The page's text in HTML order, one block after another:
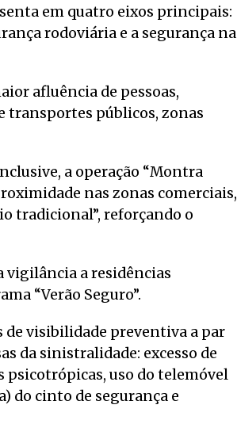
em quatro eixos principais:
rodoviária e a segurança na
afluência de pessoas,
transportes públicos, zonas
a operação “Montra
nas zonas comerciais,
tradicional”, reforçando o
vigilância a residências
“Verão Seguro”.
de visibilidade preventiva a par
da sinistralidade: excesso de
psicotrópicas, uso do telemóvel
do cinto de segurança e